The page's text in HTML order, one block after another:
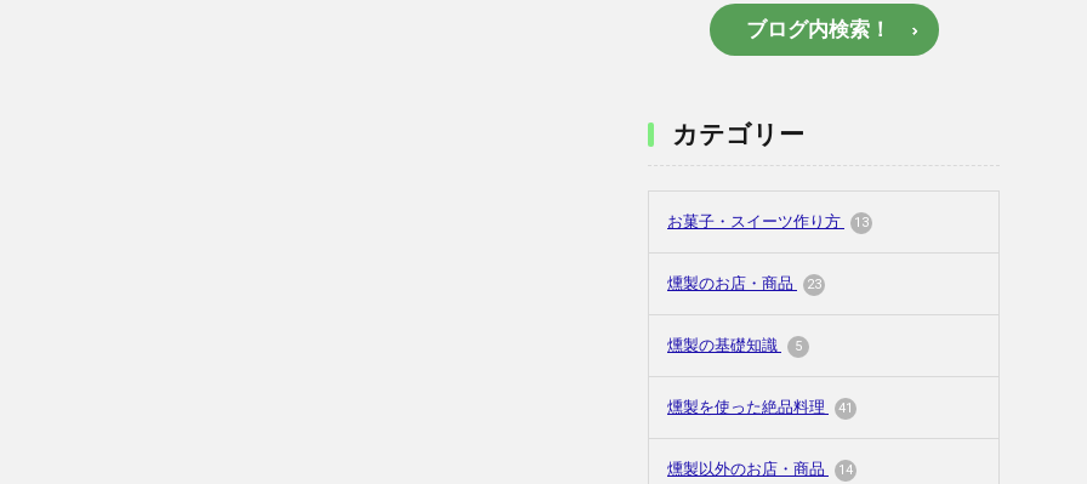
ブログ内検索！
カテゴリー
お菓子・スイーツ作り方 13
燻製のお店・商品 23
燻製の基礎知識 5
燻製を使った絶品料理 41
燻製以外のお店・商品 14